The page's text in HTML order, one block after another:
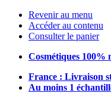
Revenir au menu
Accéder au contenu
Consulter le panier
Cosmétiques 100%
France : Livraison
Au moins 1